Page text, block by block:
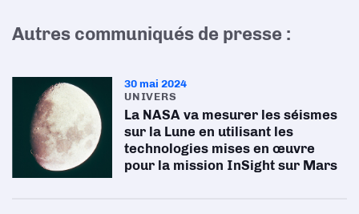
Autres communiqués de presse :
30 mai 2024
UNIVERS
La NASA va mesurer les séismes
sur la Lune en utilisant les
technologies mises en œuvre
pour la mission InSight sur Mars